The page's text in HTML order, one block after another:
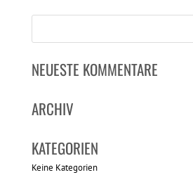
NEUESTE KOMMENTARE
ARCHIV
KATEGORIEN
Keine Kategorien